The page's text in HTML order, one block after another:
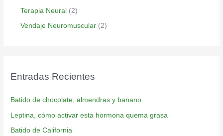
Terapia Neural (2)
Vendaje Neuromuscular (2)
Entradas Recientes
Batido de chocolate, almendras y banano
Leptina, cómo activar esta hormona quema grasa
Batido de California